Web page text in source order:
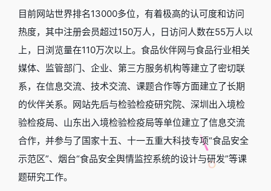
目前网站世界排名13000多位，有着极高的认可度和访问
热度，其中注册会员超过150万人，日访问人数在55万人以
上，日浏览量在110万次以上。食品伙伴网与食品行业相关
媒体、监管部门、企业、第三方服务机构等建立了密切联
系，在信息交流、技术交流、课题合作等方面建立了长期
的伙伴关系。网站先后与检验检疫研究院、深圳出入境检
验检疫局、山东出入境检验检疫局等单位建立了信息交流
合作，并参与了国家十五、十一五重大科技专项“食品安全
示范区”、烟台“食品安全舆情监控系统的设计与研发”等课
题研究工作。